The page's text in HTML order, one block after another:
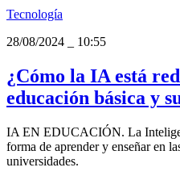
Tecnología
28/08/2024
10:55
¿Cómo la IA está
educación básica y
IA EN EDUCACIÓN. La
forma de aprender y enseñar en
universidades.